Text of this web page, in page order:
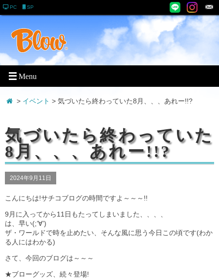
PC SP
> イベント > 気づいたら終わっていた8月、、、あれー!!?
気づいたら終わっていた
8月、、、あれー!!?
2024年9月11日
こんにちは!サチコブログの時間ですよ～～～!!
9月に入ってから11日もたってしまいました、、、、
は、早い(;’∀’)
ザ・ワールドで時を止めたい、そんな風に思う今日この頃です(わか
る人にはわかる)
さて、今回のブログは～～～
★ブローグッズ、続々登場!